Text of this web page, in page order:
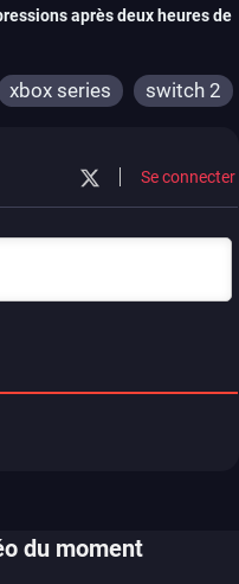
après deux heures de
xbox series switch 2
Se connecter
du moment